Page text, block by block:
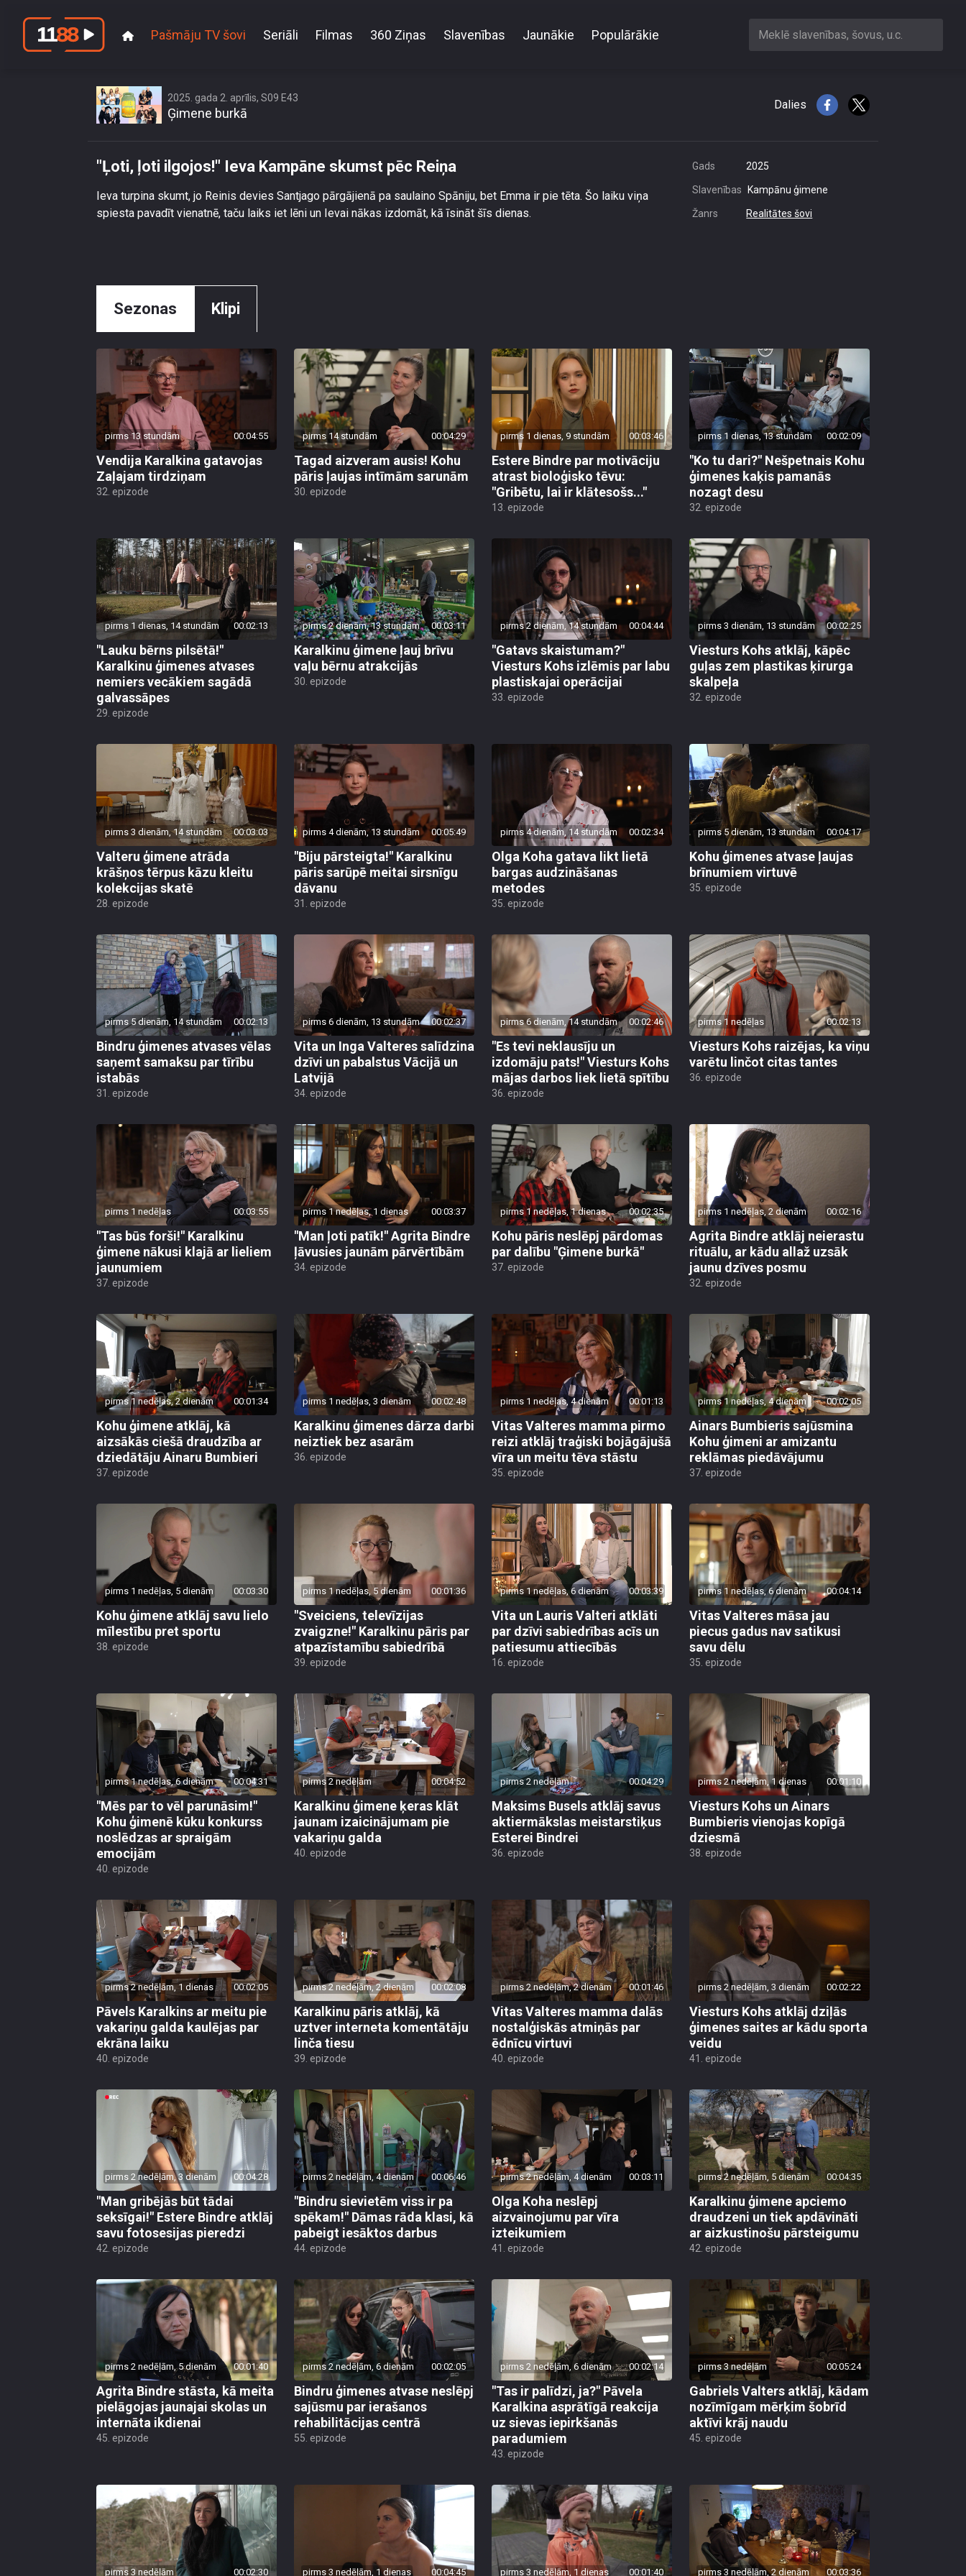
Pašmāju TV šovi Seriāli Filmas 360 Ziņas Slavenības Jaunākie Populārākie Meklē slavenības, šovus, u.c.
2025. gada 2. aprīlis, S09 E43
Ģimene burkā
Dalies
"Ļoti, ļoti ilgojos!" Ieva Kampāne skumst pēc Reiņa
Ieva turpina skumt, jo Reinis devies Santjago pārgājienā pa saulaino Spāniju, bet Emma ir pie tēta. Šo laiku viņa
spiesta pavadīt vienatnē, taču laiks iet lēni un Ievai nākas izdomāt, kā īsināt šīs dienas.
Gads 2025
Slavenības Kampānu ģimene
Žanrs Realitātes šovi
Sezonas Klipi
pirms 13 stundām 00:04:55
Vendija Karalkina gatavojas
Zaļajam tirdziņam
32. epizode
pirms 14 stundām 00:04:29
Tagad aizveram ausis! Kohu
pāris ļaujas intīmām sarunām
30. epizode
pirms 1 dienas, 9 stundām 00:03:46
Estere Bindre par motivāciju
atrast bioloģisko tēvu:
"Gribētu, lai ir klātesošs..."
13. epizode
pirms 1 dienas, 13 stundām 00:02:09
"Ko tu dari?" Nešpetnais Kohu
ģimenes kaķis pamanās
nozagt desu
32. epizode
pirms 1 dienas, 14 stundām 00:02:13
"Lauku bērns pilsētā!"
Karalkinu ģimenes atvases
nemiers vecākiem sagādā
galvassāpes
29. epizode
pirms 2 dienām, 13 stundām 00:03:11
Karalkinu ģimene ļauj brīvu
vaļu bērnu atrakcijās
30. epizode
pirms 2 dienām, 14 stundām 00:04:44
"Gatavs skaistumam?"
Viesturs Kohs izlēmis par labu
plastiskajai operācijai
33. epizode
pirms 3 dienām, 13 stundām 00:02:25
Viesturs Kohs atklāj, kāpēc
guļas zem plastikas ķirurga
skalpeļa
32. epizode
pirms 3 dienām, 14 stundām 00:03:03
Valteru ģimene atrāda
krāšņos tērpus kāzu kleitu
kolekcijas skatē
28. epizode
pirms 4 dienām, 13 stundām 00:05:49
"Biju pārsteigta!" Karalkinu
pāris sarūpē meitai sirsnīgu
dāvanu
31. epizode
pirms 4 dienām, 14 stundām 00:02:34
Olga Koha gatava likt lietā
bargas audzināšanas
metodes
35. epizode
pirms 5 dienām, 13 stundām 00:04:17
Kohu ģimenes atvase ļaujas
brīnumiem virtuvē
35. epizode
pirms 5 dienām, 14 stundām 00:02:13
Bindru ģimenes atvases vēlas
saņemt samaksu par tīrību
istabās
31. epizode
pirms 6 dienām, 13 stundām 00:02:37
Vita un Inga Valteres salīdzina
dzīvi un pabalstus Vācijā un
Latvijā
34. epizode
pirms 6 dienām, 14 stundām 00:02:46
"Es tevi neklausīju un
izdomāju pats!" Viesturs Kohs
mājas darbos liek lietā spītību
36. epizode
pirms 1 nedēļas 00:02:13
Viesturs Kohs raizējas, ka viņu
varētu linčot citas tantes
36. epizode
pirms 1 nedēļas 00:03:55
"Tas būs forši!" Karalkinu
ģimene nākusi klajā ar lieliem
jaunumiem
37. epizode
pirms 1 nedēļas, 1 dienas 00:03:37
"Man ļoti patīk!" Agrita Bindre
ļāvusies jaunām pārvērtībām
34. epizode
pirms 1 nedēļas, 1 dienas 00:02:35
Kohu pāris neslēpj pārdomas
par dalību "Ģimene burkā"
37. epizode
pirms 1 nedēļas, 2 dienām 00:02:16
Agrita Bindre atklāj neierastu
rituālu, ar kādu allaž uzsāk
jaunu dzīves posmu
32. epizode
pirms 1 nedēļas, 2 dienām 00:01:34
Kohu ģimene atklāj, kā
aizsākās ciešā draudzība ar
dziedātāju Ainaru Bumbieri
37. epizode
pirms 1 nedēļas, 3 dienām 00:02:48
Karalkinu ģimenes dārza darbi
neiztiek bez asarām
36. epizode
pirms 1 nedēļas, 4 dienām 00:01:13
Vitas Valteres mamma pirmo
reizi atklāj traģiski bojāgājušā
vīra un meitu tēva stāstu
35. epizode
pirms 1 nedēļas, 4 dienām 00:02:05
Ainars Bumbieris sajūsmina
Kohu ģimeni ar amizantu
reklāmas piedāvājumu
37. epizode
pirms 1 nedēļas, 5 dienām 00:03:30
Kohu ģimene atklāj savu lielo
mīlestību pret sportu
38. epizode
pirms 1 nedēļas, 5 dienām 00:01:36
"Sveiciens, televīzijas
zvaigzne!" Karalkinu pāris par
atpazīstamību sabiedrībā
39. epizode
pirms 1 nedēļas, 6 dienām 00:03:39
Vita un Lauris Valteri atklāti
par dzīvi sabiedrības acīs un
patiesumu attiecībās
16. epizode
pirms 1 nedēļas, 6 dienām 00:04:14
Vitas Valteres māsa jau
piecus gadus nav satikusi
savu dēlu
35. epizode
pirms 1 nedēļas, 6 dienām 00:04:31
"Mēs par to vēl parunāsim!"
Kohu ģimenē kūku konkurss
noslēdzas ar spraigām
emocijām
40. epizode
pirms 2 nedēļām 00:04:52
Karalkinu ģimene ķeras klāt
jaunam izaicinājumam pie
vakariņu galda
40. epizode
pirms 2 nedēļām 00:04:29
Maksims Busels atklāj savus
aktiermākslas meistarstiķus
Esterei Bindrei
36. epizode
pirms 2 nedēļām, 1 dienas 00:01:10
Viesturs Kohs un Ainars
Bumbieris vienojas kopīgā
dziesmā
38. epizode
pirms 2 nedēļām, 1 dienas 00:02:05
Pāvels Karalkins ar meitu pie
vakariņu galda kaulējas par
ekrāna laiku
40. epizode
pirms 2 nedēļām, 2 dienām 00:02:08
Karalkinu pāris atklāj, kā
uztver interneta komentātāju
linča tiesu
39. epizode
pirms 2 nedēļām, 2 dienām 00:01:46
Vitas Valteres mamma dalās
nostalģiskās atmiņās par
ēdnīcu virtuvi
40. epizode
pirms 2 nedēļām, 3 dienām 00:02:22
Viesturs Kohs atklāj dziļās
ģimenes saites ar kādu sporta
veidu
41. epizode
pirms 2 nedēļām, 3 dienām 00:04:28
"Man gribējās būt tādai
seksīgai!" Estere Bindre atklāj
savu fotosesijas pieredzi
42. epizode
pirms 2 nedēļām, 4 dienām 00:06:46
"Bindru sievietēm viss ir pa
spēkam!" Dāmas rāda klasi, kā
pabeigt iesāktos darbus
44. epizode
pirms 2 nedēļām, 4 dienām 00:03:11
Olga Koha neslēpj
aizvainojumu par vīra
izteikumiem
41. epizode
pirms 2 nedēļām, 5 dienām 00:04:35
Karalkinu ģimene apciemo
draudzeni un tiek apdāvināti
ar aizkustinošu pārsteigumu
42. epizode
pirms 2 nedēļām, 5 dienām 00:01:40
Agrita Bindre stāsta, kā meita
pielāgojas jaunajai skolas un
internāta ikdienai
45. epizode
pirms 2 nedēļām, 6 dienām 00:02:05
Bindru ģimenes atvase neslēpj
sajūsmu par ierašanos
rehabilitācijas centrā
55. epizode
pirms 2 nedēļām, 6 dienām 00:02:14
"Tas ir palīdzi, ja?" Pāvela
Karalkina asprātīgā reakcija
uz sievas iepirkšanās
paradumiem
43. epizode
pirms 3 nedēļām 00:05:24
Gabriels Valters atklāj, kādam
nozīmīgam mērķim šobrīd
aktīvi krāj naudu
45. epizode
pirms 3 nedēļām 00:02:30 pirms 3 nedēļām, 1 dienas 00:04:45 pirms 3 nedēļām, 1 dienas 00:01:40 pirms 3 nedēļām, 2 dienām 00:03:36